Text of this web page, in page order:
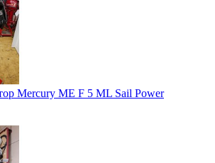
Mercury ME F 5 ML Sail Power